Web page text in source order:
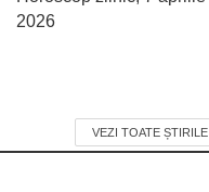
2026
VEZI TOATE ȘTIRILE